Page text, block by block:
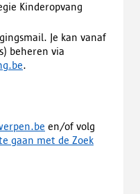
Kinderopvang
Je kan vanaf
beheren via
.
en/of volg
gaan met de Zoek